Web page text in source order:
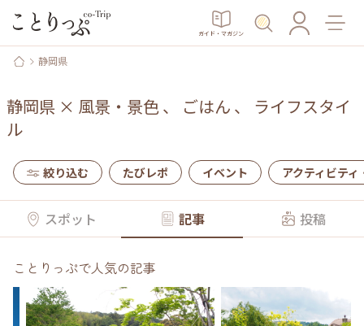
ガイド・マガジン
静岡県
静岡県 × 風景・景色、 ごはん 、 ライフスタイ
ル
絞り込む たびレポ イベント アクティビティ
スポット 記事 投稿
ことりっぷで人気の記事